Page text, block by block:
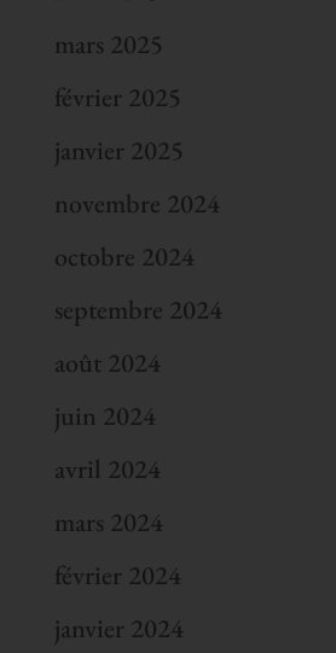
mars 2025
février 2025
janvier 2025
novembre 2024
octobre 2024
septembre 2024
août 2024
juin 2024
avril 2024
mars 2024
février 2024
janvier 2024